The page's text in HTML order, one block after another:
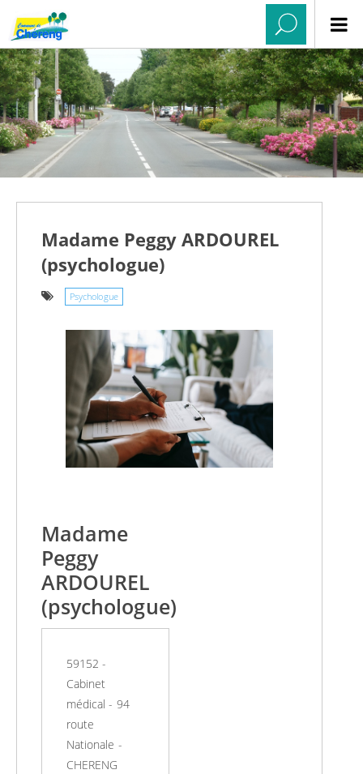
Madame Peggy ARDOUREL
(psychologue)
Psychologue
Madame
Peggy
ARDOUREL
(psychologue)
59152 -
Cabinet
médical - 94
route
Nationale -
CHERENG